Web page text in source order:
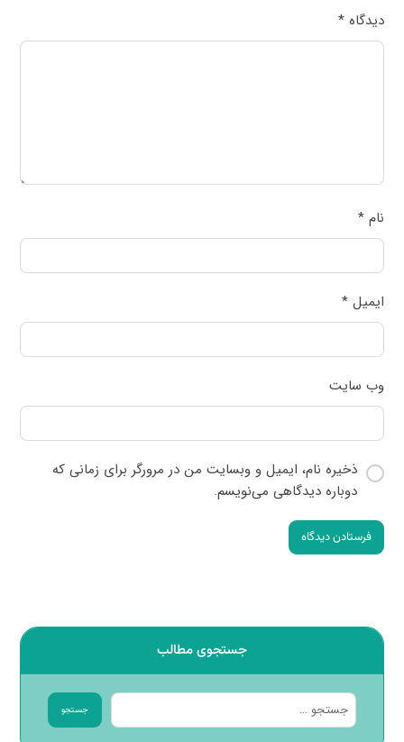
دیدگاه*
نام*
ایمیل*
وب‌ سایت
ذخیره نام، ایمیل و وبسایت من در مرورگر برای زمانی که
دوباره دیدگاهی می‌نویسم.
فرستادن دیدگاه
جستجوی مطالب
جستجو